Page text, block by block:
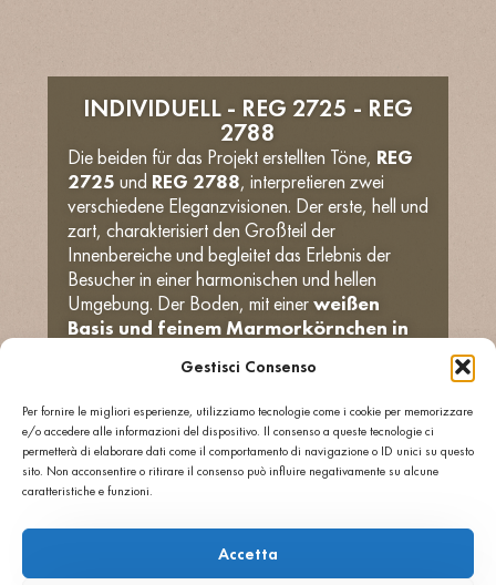
Gestisci Consenso
Per fornire le migliori esperienze, utilizziamo tecnologie come i cookie per memorizzare
e/o accedere alle informazioni del dispositivo. Il consenso a queste tecnologie ci
permetterà di elaborare dati come il comportamento di navigazione o ID unici su questo
sito. Non acconsentire o ritirare il consenso può influire negativamente su alcune
caratteristiche e funzioni.
Accetta
INDIVIDUELL - REG 2725 - REG
2788
Die beiden für das Projekt erstellten Töne, REG
2725 und REG 2788, interpretieren zwei
verschiedene Eleganzvisionen. Der erste, hell und
zart, charakterisiert den Großteil der
Innenbereiche und begleitet das Erlebnis der
Besucher in einer harmonischen und hellen
Umgebung. Der Boden, mit einerweißen
Basis und feinem Marmorkörnchen in
einen raffinierten und einladenden Effekt.
Um bestimmte Bereiche abzugrenzen und
größere architektonische Tiefe zu verleihen,
wurde eine zweite, dunklere Färbung entwickelt,
mitweißen Marmorschuppen, die auf
einer grauen Zementbasis verteilt sind
Der Kontrast zwischen den beiden
Farbgebungen erzeugt einen eleganten und